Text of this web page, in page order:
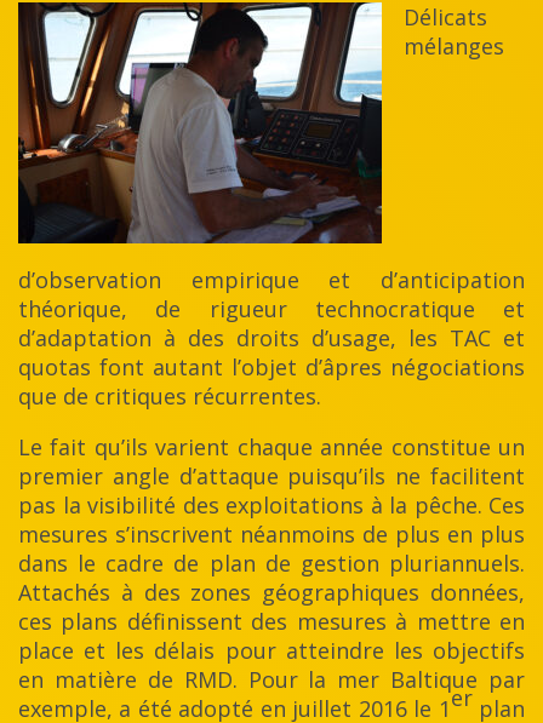
Délicats
mélanges
d’observation empirique et d’anticipation
théorique, de rigueur technocratique et
d’adaptation à des droits d’usage, les TAC et
quotas font autant l’objet d’âpres négociations
que de critiques récurrentes.
Le fait qu’ils varient chaque année constitue un
premier angle d’attaque puisqu’ils ne facilitent
pas la visibilité des exploitations à la pêche. Ces
mesures s’inscrivent néanmoins de plus en plus
dans le cadre de plan de gestion pluriannuels.
Attachés à des zones géographiques données,
ces plans définissent des mesures à mettre en
place et les délais pour atteindre les objectifs
en matière de RMD. Pour la mer Baltique par
exemple, a été adopté en juillet 2016 le 1er plan